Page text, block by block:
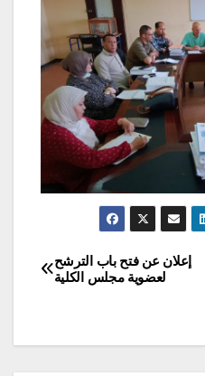
إعلان عن فتح باب الترشح
لعضوية مجلس الكلية